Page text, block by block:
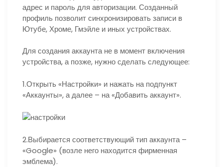
адрес и пароль для авторизации. Созданный
профиль позволит синхронизировать записи в
Ютубе, Хроме, Гмэйле и иных устройствах.
Для создания аккаунта не в момент включения
устройства, а позже, нужно сделать следующее:
1.Открыть «Настройки» и нажать на подпункт
«Аккаунты», а далее – на «Добавить аккаунт».
2.Выбирается соответствующий тип аккаунта –
«Google» (возле него находится фирменная
эмблема).